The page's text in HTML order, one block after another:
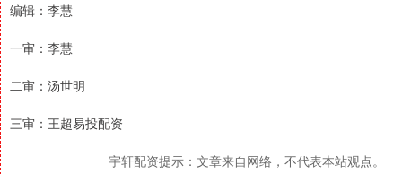
编辑：李慧
一审：李慧
二审：汤世明
三审：王超易投配资
宇轩配资提示：文章来自网络，不代表本站观点。